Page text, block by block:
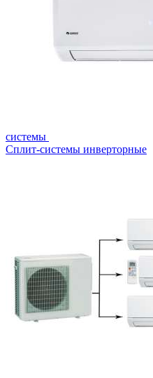
системы
Сплит-системы инверторные